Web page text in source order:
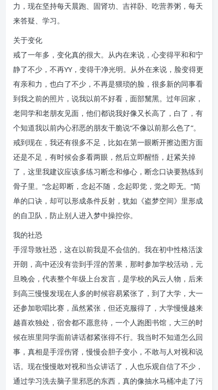
力，现在坚持每天晨跑、固肾功、吉祥卧、吃营养粥，每天
来答疑、学习。
关于变化
戒了一年多，变化真的很大。从内在来说，心变得平和和宁
静了不少，不再YY，变得干净光明。从外在来说，脸变得更
有亲和力，也白了不少，不再是猥琐的脸，很多新的同事看
到我之前的照片，说我以前不好看，面部黧黑。过年回家，
老同学和老朋友见面，他们都说我好像又长高了，白了，有
个知道我以前内心邪恶的朋友干脆说“不像以前那么色了”。
戒到现在，我还有很多不足，比如在第一眼断开擦边图方面
还是不足，有时候会多看两眼，然后立即醒悟，赶紧关掉
了，这里我建议应该多练习断念和修心，断念口诀要熟练到
骨子里。“念起即断，念起不随，念起即觉，觉之即无。”简
单的口诀，却可以形成条件反射，犹如《盗梦空间》里形成
的自卫队，防止别人进入梦中操控你。
我的社恐
手淫导致社恐，这在以前我是不会信的。我在初中性格活泼
开朗，高中还没有尝到手淫的苦果，那时参加学校活动，元
旦晚会，代表整个年级上台发言，是学校的风云人物，后来
到高三慢慢发现在人多的时候容易紧张了，到了大学，大一
还参加歌唱比赛，虽然紧张，但还克服得了，大学慢慢越来
越喜欢独处，宿舍都不愿意待，一个人跑图书馆，大三的时
候在班里同学面前讲话都紧张得不行。我当时不知道怎么回
事，真相是手淫伤肾，慢慢会胆子变小，不敢与人对视和说
话。现在慢慢敢对视和当众讲话了，人也乐观自信了不少，
通过学习洗去脑子里邪恶的东西，真的像抽水马桶冲走了污